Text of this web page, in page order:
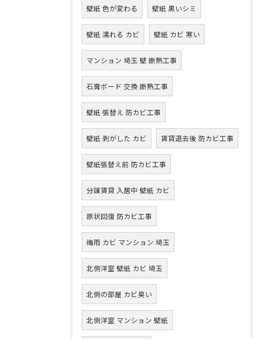
壁紙 色が変わる 壁紙 黒いシミ
壁紙 濡れる カビ 壁紙 カビ 寒い
マンション 埼玉 壁 断熱工事
石膏ボード 交換 断熱工事
壁紙 張替え 防カビ工事
壁紙 剥がした カビ 賃貸退去後 防カビ工事
壁紙張替え前 防カビ工事
分譲賃貸 入居中 壁紙 カビ
原状回復 防カビ工事
梅雨 カビ マンション 埼玉
北側洋室 壁紙 カビ 埼玉
北側の部屋 カビ臭い
北側洋室 マンション 壁紙